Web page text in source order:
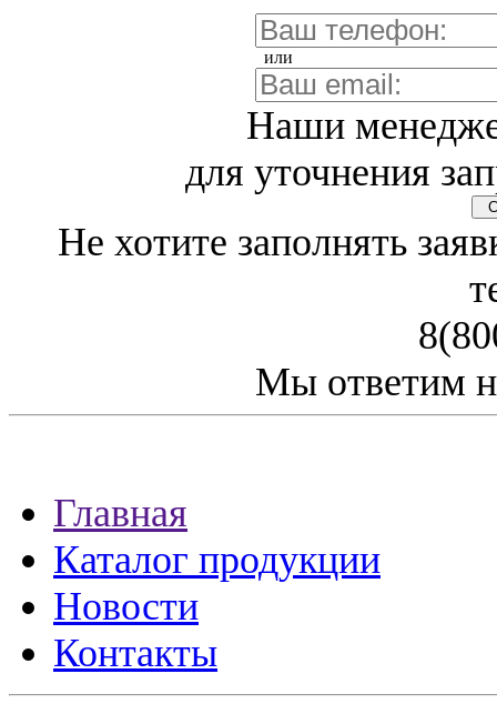
или
Наши
для уточнения
Не хотите заполнять
Мы ответим
Главная
Каталог продукции
Новости
Контакты